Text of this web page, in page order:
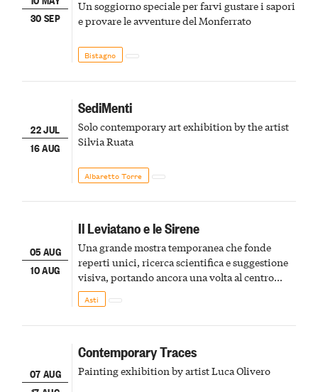
30 SEP
Un soggiorno speciale per farvi gustare i sapori
e provare le avventure del Monferrato
Bistagno
22 JUL
16 AUG
SediMenti
Solo contemporary art exhibition by the artist
Silvia Ruata
Albaretto Torre
05 AUG
10 AUG
Il Leviatano e le Sirene
Una grande mostra temporanea che fonde
reperti unici, ricerca scientifica e suggestione
visiva, portando ancora una volta al centro
della scena le meraviglie del passato astigiano
Asti
07 AUG
Contemporary Traces
Painting exhibition by artist Luca Olivero